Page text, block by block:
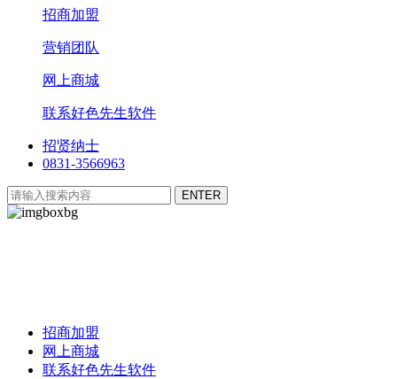
招商加盟
营销团队
网上商城
联系好色先生软件
招贤纳士
0831-3566963
招商加盟
网上商城
联系好色先生软件